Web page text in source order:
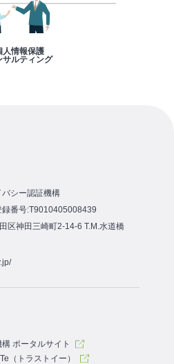
人情報保護
サルティング
シー認証機構
番号:T9010405008439
区神田三崎町2-14-6 T.M.水道橋
ポータルサイト
（トラストイー）